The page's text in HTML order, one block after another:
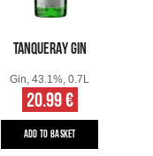
TANQUERAY GIN
Gin, 43.1%, 0.7L
20.99 €
ADD TO BASKET